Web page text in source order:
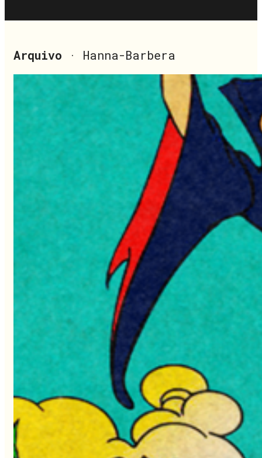
Arquivo · Hanna-Barbera